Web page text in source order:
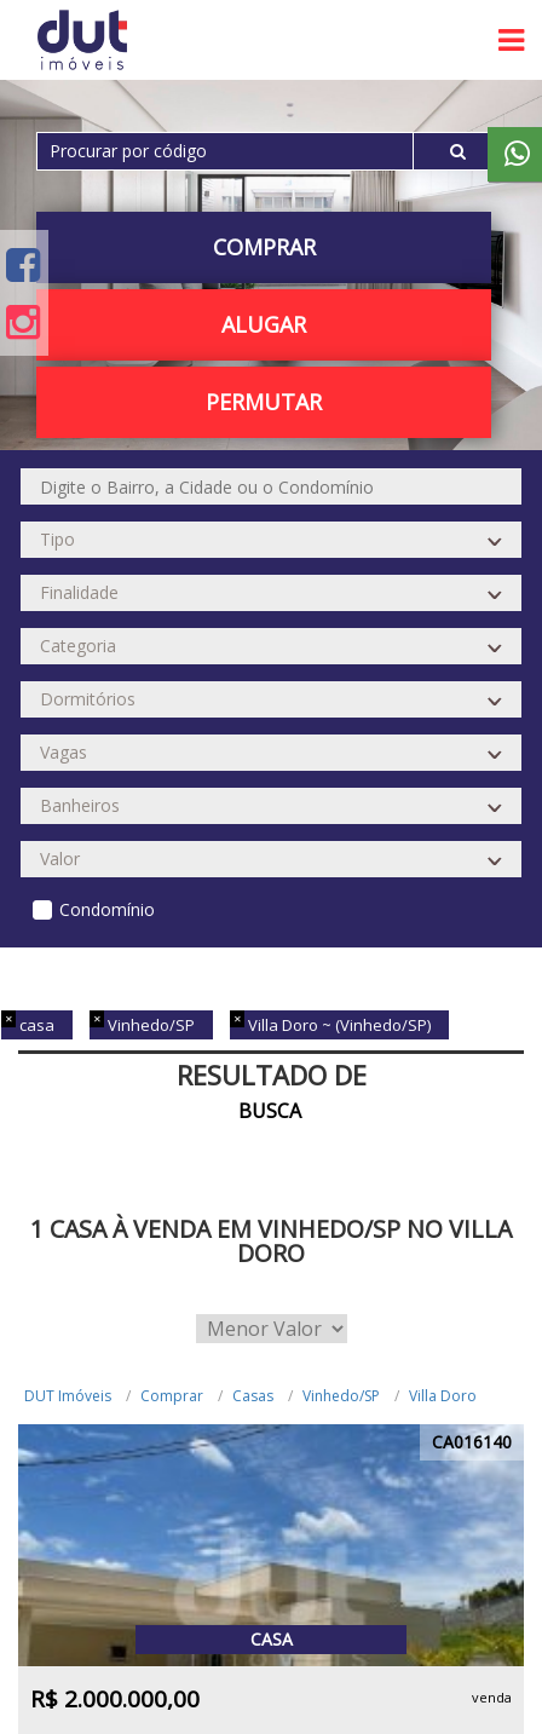
COMPRAR
ALUGAR
PERMUTAR
Condomínio
casa Vinhedo/SP Villa Doro ~ (Vinhedo/SP)
RESULTADO DE
BUSCA
1 CASA À VENDA EM VINHEDO/SP NO VILLA
DORO
DUT Imóveis Comprar Casas Vinhedo/SP Villa Doro
CA016140
CASA
R$ 2.000.000,00 venda